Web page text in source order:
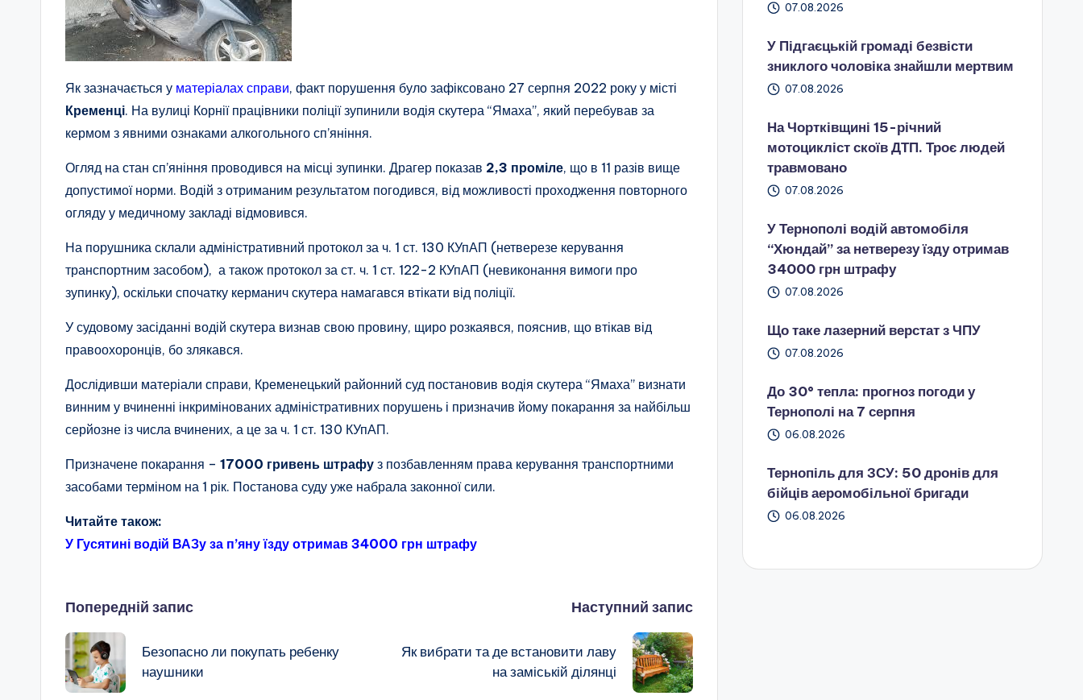
Як зазначається у матеріалах справи, факт порушення було зафіксовано 27 серпня 2022 року у місті
Кременці. На вулиці Корнії працівники поліції зупинили водія скутера “Ямаха”, який перебував за
кермом з явними ознаками алкогольного сп’яніння.
Огляд на стан сп’яніння проводився на місці зупинки. Драгер показав 2,3 проміле, що в 11 разів вище
допустимої норми. Водій з отриманим результатом погодився, від можливості проходження повторного
огляду у медичному закладі відмовився.
На порушника склали адміністративний протокол за ч. 1 ст. 130 КУпАП (нетверезе керування
транспортним засобом), а також протокол за ст. ч. 1 ст. 122-2 КУпАП (невиконання вимоги про
зупинку), оскільки спочатку керманич скутера намагався втікати від поліції.
У судовому засіданні водій скутера визнав свою провину, щиро розкаявся, пояснив, що втікав від
правоохоронців, бо злякався.
Дослідивши матеріали справи, Кременецький районний суд постановив водія скутера “Ямаха” визнати
винним у вчиненні інкримінованих адміністративних порушень і призначив йому покарання за найбільш
серйозне із числа вчинених, а це за ч. 1 ст. 130 КУпАП.
Призначене покарання – 17000 гривень штрафу з позбавленням права керування транспортними
засобами терміном на 1 рік. Постанова суду уже набрала законної сили.
Читайте також:
У Гусятині водій ВАЗу за п’яну їзду отримав 34000 грн штрафу
Навігація
по
Попередній запис
Безопасно ли покупать ребенку
наушники
Наступний запис
Як вибрати та де встановити лаву
на заміській ділянці
07.08.2026
У Підгаєцькій громаді безвісти
зниклого чоловіка знайшли мертвим
07.08.2026
На Чортківщині 15-річний
мотоцикліст скоїв ДТП. Троє людей
травмовано
07.08.2026
У Тернополі водій автомобіля
“Хюндай” за нетверезу їзду отримав
34000 грн штрафу
07.08.2026
Що таке лазерний верстат з ЧПУ
07.08.2026
До 30° тепла: прогноз погоди у
Тернополі на 7 серпня
06.08.2026
Тернопіль для ЗСУ: 50 дронів для
бійців аеромобільної бригади
06.08.2026